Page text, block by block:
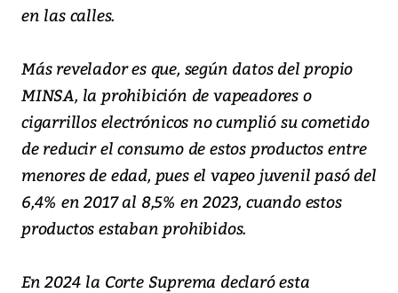
en las calles.
Más revelador es que, según datos del propio
MINSA, la prohibición de vapeadores o
cigarrillos electrónicos no cumplió su cometido
de reducir el consumo de estos productos entre
menores de edad, pues el vapeo juvenil pasó del
6,4% en 2017 al 8,5% en 2023, cuando estos
productos estaban prohibidos.
En 2024 la Corte Suprema declaró esta